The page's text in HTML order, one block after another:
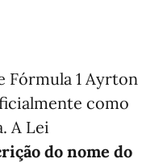
Fórmula 1 Ayrton
como
A Lei
do nome do